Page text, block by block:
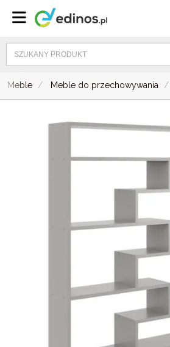
Meble Meble do przechowywania